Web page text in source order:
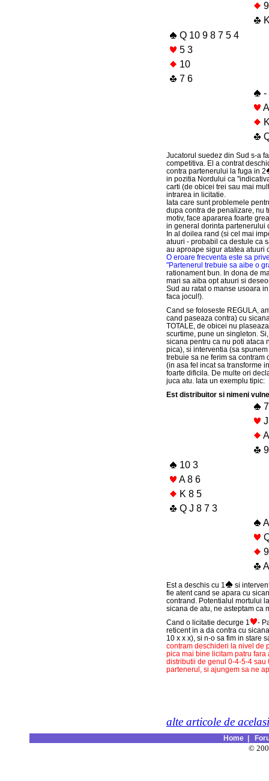
Q 10 9 8 7 5 4
5 3
10
7 6
-
Jucatorul suedez din Sud s-a
competitiva. El a contrat
contra partenerului la fuga in 2
in pozitia Nordului ca
carti (de obicei trei sau mai
intrarea in licitatie.
Iata care sunt problemele
dupa contra de penalizare, nu
motiv, face apararea foarte
in general dorinta partenerului
In al doilea rand (si cel mai
atuuri - probabil ca destule ca
au aproape sigur atatea atuuri
O eroare frecventa este sa
"Partenerul trebuie sa aibe o
rationament bun. In dona de
mari sa aiba opt atuuri si
Sud au ratat o manse usoara
faca jocul!).
Cand se foloseste REGULA,
cand paseaza contra) cu
TOTALE, de obicei nu
scurtime, pune un singleton.
sicana pentru ca nu poti ataca
pica), si interventia (sa
trebuie sa ne ferim sa contram
(in asa fel incat sa transforme
foarte dificila. De multe ori
juca atu. Iata un exemplu tipic:
Est distribuitor si nimeni
10 3
A 8 6
K 8 5
Q J 8 7 3
A
Est a deschis cu 1
si
fie atent cand se apara cu
contrand. Potentialul mortului
sicana de atu, ne asteptam ca
Cand o licitatie decurge 1
-
reticent in a da contra cu
10 x x x), si n-o sa fim in stare
contram deschideri la nivel de
pica mai bine licitam patru fara
distributii de genul 0-4-5-4 sau
partenerul, si ajungem sa ne
alte articole de
Home|
©